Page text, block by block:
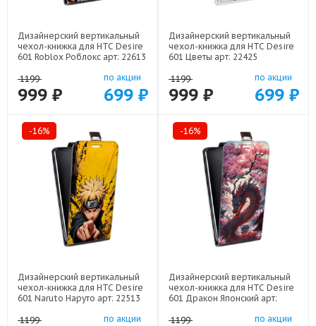
Дизайнерский вертикальный
чехол-книжка для HTC Desire
601 Roblox Роблокс арт: 22613
1199
999 ₽
по акции
699 ₽
Дизайнерский вертикальный
чехол-книжка для HTC Desire
601 Цветы арт: 22425
1199
999 ₽
по акции
699 ₽
-16%
Дизайнерский вертикальный
чехол-книжка для HTC Desire
601 Naruto Наруто арт: 22513
1199 по акции
-16%
Дизайнерский вертикальный
чехол-книжка для HTC Desire
601 Дракон Японский арт:
1199
по акции